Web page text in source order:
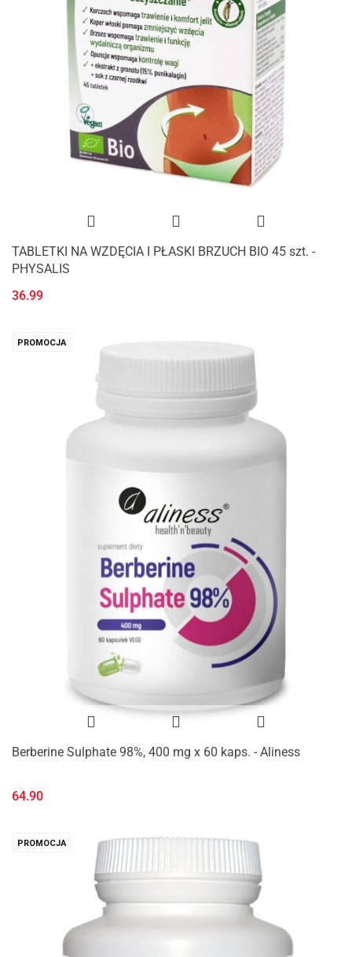
TABLETKI NA WZDĘCIA I PŁASKI BRZUCH BIO 45 szt. -
PHYSALIS
36.99
PROMOCJA
Berberine Sulphate 98%, 400 mg x 60 kaps. - Aliness
64.90
PROMOCJA